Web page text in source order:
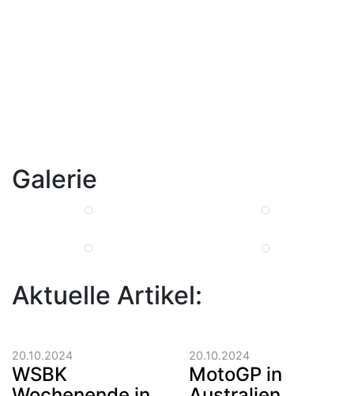
Galerie
Aktuelle Artikel:
20.10.2024
WSBK
20.10.2024
MotoGP in